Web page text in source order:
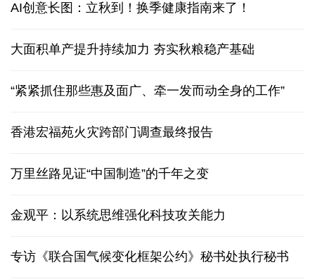
AI创意长图：立秋到！换季健康指南来了！
大面积单产提升持续加力 夯实秋粮稳产基础
“紧紧抓住那些惠及面广、牵一发而动全身的工作”
香港宏福苑火灾跨部门调查最终报告
万里丝路见证“中国制造”的千年之变
金观平：以系统思维强化科技攻关能力
专访《联合国气候变化框架公约》秘书处执行秘书